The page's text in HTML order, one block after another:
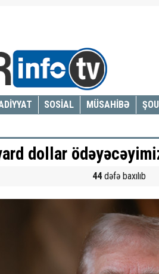
SOSİAL MÜSAHİBƏ
dollar
44dəfə baxılıb